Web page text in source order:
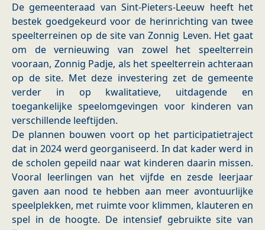
De gemeenteraad van Sint-Pieters-Leeuw heeft het
bestek goedgekeurd voor de herinrichting van twee
speelterreinen op de site van Zonnig Leven. Het gaat
om de vernieuwing van zowel het speelterrein
vooraan, Zonnig Padje, als het speelterrein achteraan
op de site. Met deze investering zet de gemeente
verder in op kwalitatieve, uitdagende en
toegankelijke speelomgevingen voor kinderen van
verschillende leeftijden.
De plannen bouwen voort op het participatietraject
dat in 2024 werd georganiseerd. In dat kader werd in
de scholen gepeild naar wat kinderen daarin missen.
Vooral leerlingen van het vijfde en zesde leerjaar
gaven aan nood te hebben aan meer avontuurlijke
speelplekken, met ruimte voor klimmen, klauteren en
spel in de hoogte. De intensief gebruikte site van